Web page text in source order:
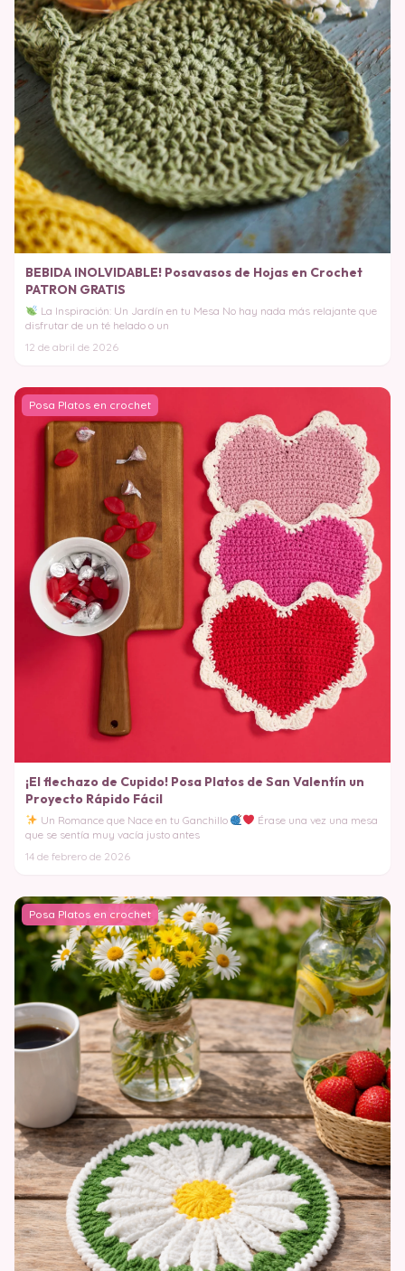
BEBIDA INOLVIDABLE! Posavasos de Hojas en Crochet
PATRON GRATIS
La Inspiración: Un Jardín en tu Mesa No hay nada más relajante que
disfrutar de un té helado o un
12 de abril de 2026
Posa Platos en crochet
¡El flechazo de Cupido! Posa Platos de San Valentín un
Proyecto Rápido Fácil
Un Romance que Nace en tu Ganchillo
Érase una vez una mesa
que se sentía muy vacía justo antes
14 de febrero de 2026
Posa Platos en crochet